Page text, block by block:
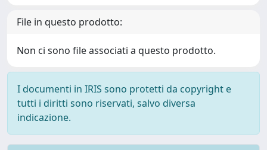
File in questo prodotto:
Non ci sono file associati a questo prodotto.
I documenti in IRIS sono protetti da copyright e
tutti i diritti sono riservati, salvo diversa
indicazione.